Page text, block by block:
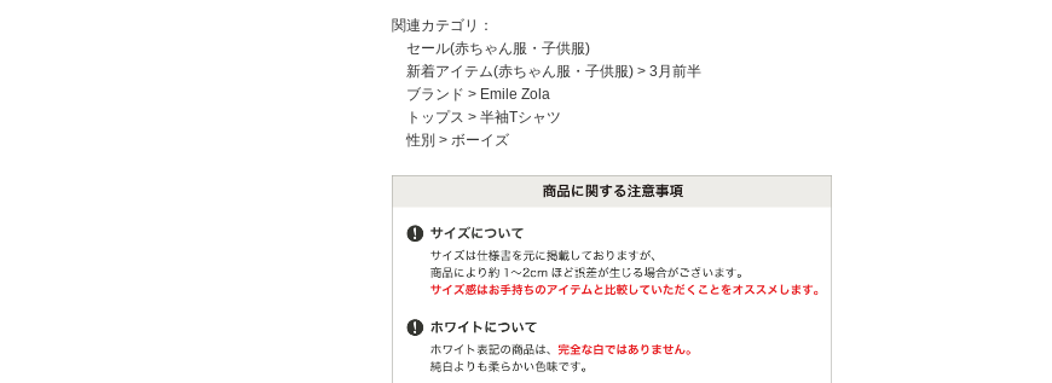
関連カテゴリ：
セール(赤ちゃん服・子供服)
新着アイテム(赤ちゃん服・子供服) > 3月前半
ブランド > Emile Zola
トップス > 半袖Tシャツ
性別 > ボーイズ